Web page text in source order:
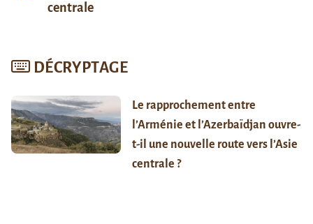
centrale
DÉCRYPTAGE
Le rapprochement entre
l’Arménie et l’Azerbaïdjan ouvre-
t-il une nouvelle route vers l’Asie
centrale ?